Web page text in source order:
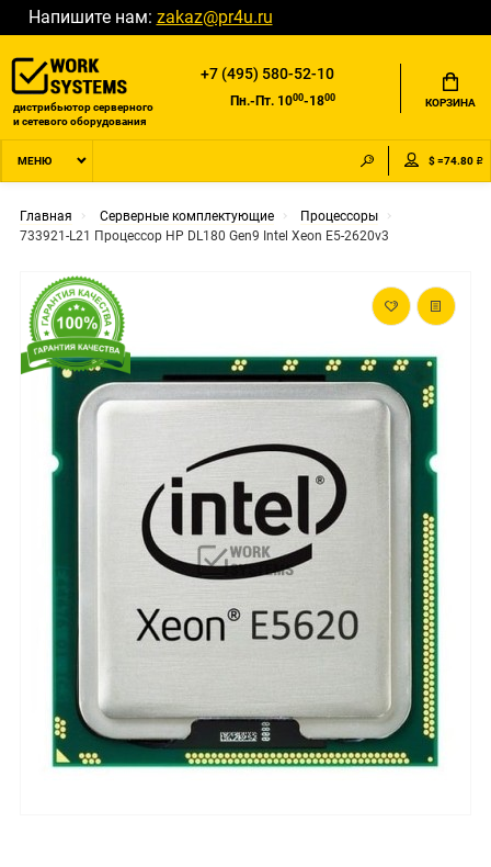
Напишите нам: zakaz@pr4u.ru
дистрибьютор серверного
и сетевого оборудования
+7 (495) 580-52-10
Пн.-Пт. 1000-1800 КОРЗИНА
МЕНЮ $ =74.80 ₽
Главная Серверные комплектующие
Процессоры
733921-L21 Процессор HP DL180 Gen9 Intel Xeon E5-2620v3